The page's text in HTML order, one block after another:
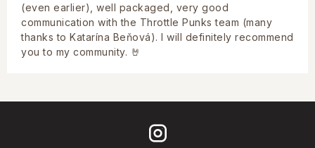
(even earlier), well packaged, very good
communication with the Throttle Punks team (many
thanks to Katarína Beňová). I will definitely recommend
you to my community. 🤘